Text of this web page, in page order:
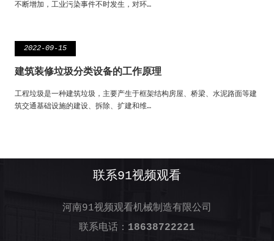
不断增加，工业污染事件不时发生，对环…
2022-09-15
建筑装修垃圾分类设备的工作原理
工程垃圾是一种建筑垃圾，主要产生于框架结构房屋、桥梁、水泥路面等建
筑交通基础设施的建设、拆除、扩建和维…
联系91视频观看
河南91视频观看机械制造有限公司
联系电话： 18638722221